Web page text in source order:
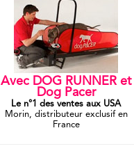
Avec DOG RUNNER et
Dog Pacer
Le n°1 des ventes aux USA
Morin, distributeur exclusif en
France